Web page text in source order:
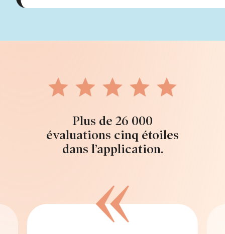
Plus de 26 000
évaluations cinq étoiles
dans l’application.